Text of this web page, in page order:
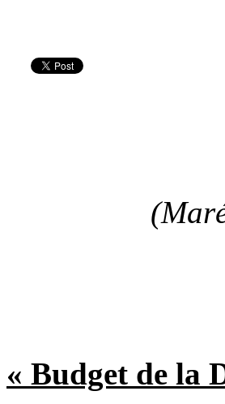
« Budget de la